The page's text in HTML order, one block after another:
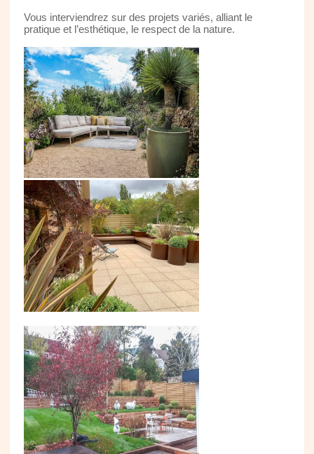
Vous interviendrez sur des projets variés, alliant le
pratique et l’esthétique, le respect de la nature.